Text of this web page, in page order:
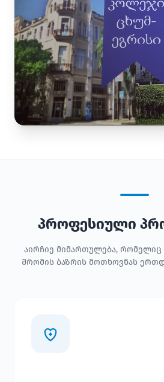
პროფესიული
აირჩიე მიმართულება, რომელიც
შრომის ბაზრის მოთხოვნას